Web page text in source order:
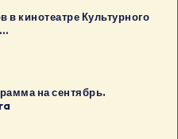
кинотеатре Культурного
на сентябрь.